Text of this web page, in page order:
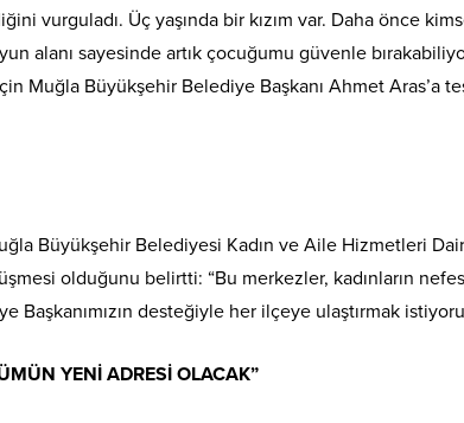
vurguladı. Üç yaşında bir kızım var. Daha önce
alanı sayesinde artık çocuğumu güvenle
Muğla Büyükşehir Belediye Başkanı Ahmet Aras’a
Büyükşehir Belediyesi Kadın ve Aile Hizmetleri
olduğunu belirtti: “Bu merkezler, kadınların nefes
desteğiyle her ilçeye ulaştırmak
YENİ ADRESİ OLACAK”